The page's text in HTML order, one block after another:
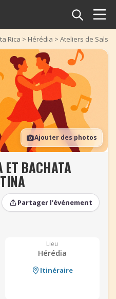
Rica > Hérédia > Ateliers de Salsa
Ajouter des photos
ET BACHATA
Partager l’événement
Lieu
Hérédia
Itinéraire